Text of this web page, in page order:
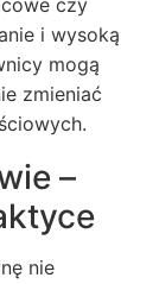
czy
i wysoką
mogą
zmieniać
–
nie